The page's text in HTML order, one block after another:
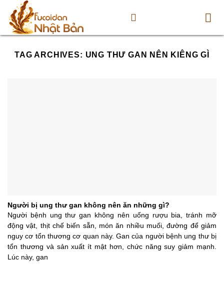
content
TAG ARCHIVES: UNG THƯ GAN NÊN KIÊNG GÌ
Người bị ung thư gan không nên ăn những gì?
Người bệnh ung thư gan không nên uống rượu bia, tránh mỡ
động vật, thịt chế biến sẵn, món ăn nhiều muối, đường để giảm
nguy cơ tổn thương cơ quan này. Gan của người bệnh ung thư bị
tổn thương và sản xuất ít mật hơn, chức năng suy giảm mạnh.
Lúc này, gan